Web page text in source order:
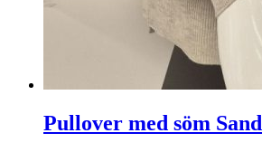
Pullover med söm Sand